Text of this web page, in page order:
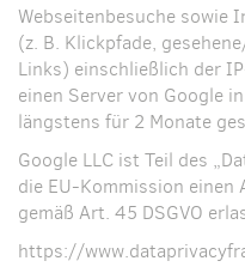
Webseitenbesuche sowie
(z. B. Klickpfade,
Links) einschließlich der
einen Server von Google
längstens für 2 Monate
Google LLC ist Teil des
die EU-Kommission einen
gemäß Art. 45 DSGVO
https://